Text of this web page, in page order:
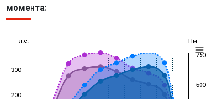
момента:
л.с. Нм
200
300
500
750